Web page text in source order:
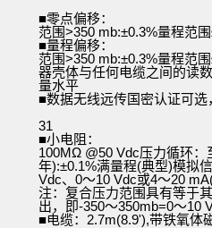
■零点偏移：
范围>350 mb:±0.3%量程范
■量程偏移：
范围>350 mb:±0.3%量程范
器壳体与任何电缆之间的读
量水平
■数据无线远传国密认证可
31
■小电阻：
100MΩ @50 Vdc压力循环：
年):±0.1%满量程(典型)模拟
Vdc、0～10 Vdc或4～20
注：复合压力范围具有等于
出，即-350～350mb=0～10
■电缆：2.7m(8.9'),带铁氧体